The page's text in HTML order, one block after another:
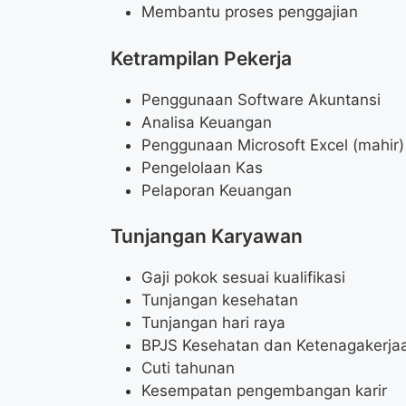
Membantu proses penggajian
Ketrampilan Pekerja
Penggunaan Software Akuntansi
Analisa Keuangan
Penggunaan Microsoft Excel (mahir)
Pengelolaan Kas
Pelaporan Keuangan
Tunjangan Karyawan
Gaji pokok sesuai kualifikasi
Tunjangan kesehatan
Tunjangan hari raya
BPJS Kesehatan dan
Cuti tahunan
Kesempatan pengembangan karir